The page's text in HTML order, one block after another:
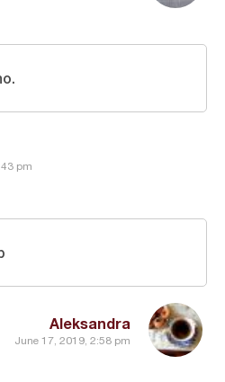
pm
Aleksandra
June 17, 2019, 2:58 pm